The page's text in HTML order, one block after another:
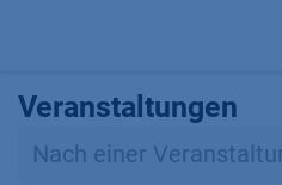
Veranstaltungen